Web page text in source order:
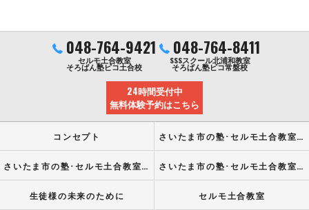
048-764-9421
セルモ土合教室
そろばん塾ピコ土合校
048-764-8411
SSSスクール北浦和教室
そろばん塾ピコ常盤校
24時間受付中
無料体験予約はこちら
コンセプト さいたま市の塾･セルモ土合教室の口コミ情報
さいたま市の塾･セルモ土合教室の評判 さいたま市の塾･セルモ土合教室のお客様の声
生徒様の未来のために セルモ土合教室